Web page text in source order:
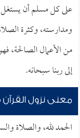
على كل مسلم أن
ومدارسته، وكثرة
من الأعمال الصالحة،
إلى ربنا سبحانه.
معنى نزول
الحمد لله، والصلاة